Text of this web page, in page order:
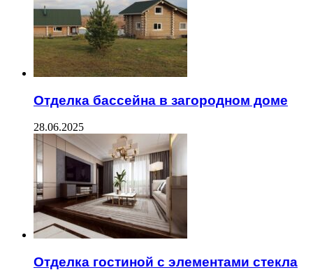
Отделка бассейна в загородном доме
28.06.2025
Отделка гостиной с элементами стекла